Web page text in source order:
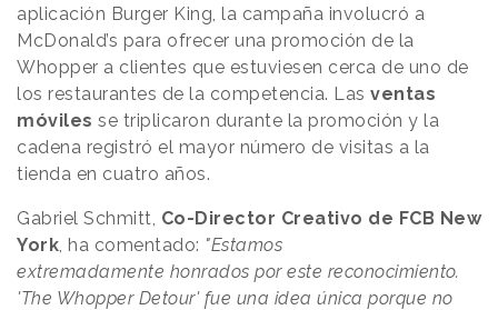
aplicación Burger King, la campaña involucró a
McDonald’s para ofrecer una promoción de la
Whopper a clientes que estuviesen cerca de uno de
los restaurantes de la competencia. Las ventas
móviles se triplicaron durante la promoción y la
cadena registró el mayor número de visitas a la
tienda en cuatro años.
Gabriel Schmitt, Co-Director Creativo de FCB New
York , ha comentado: "Estamos
extremadamente honrados por este reconocimiento.
'The Whopper Detour' fue una idea única porque no